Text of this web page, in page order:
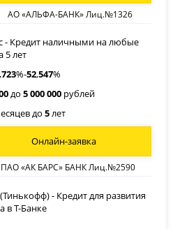
АО «АЛЬФА-БАНК» Лиц.№1326
- Кредит наличными на любые
5 лет
,723%-52,547%
до5 000 000 рублей
до5лет
ПАО «АК БАРС» БАНК Лиц.№2590
Онлайн-заявка
- Кредит для развития
в Т-Банке